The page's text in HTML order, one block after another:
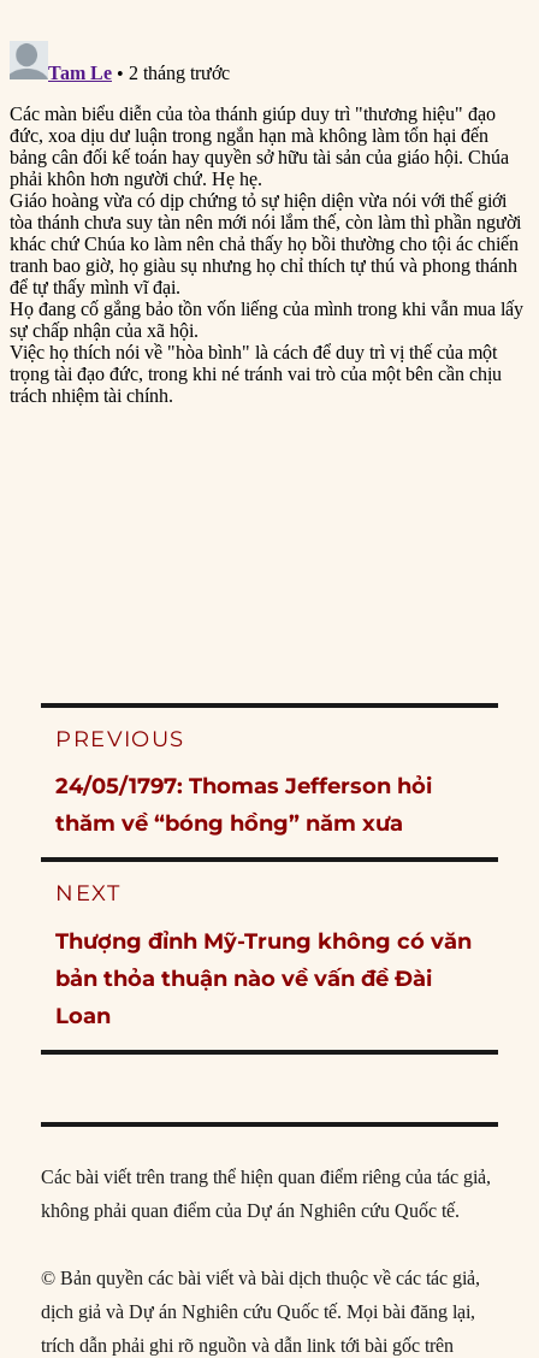
Post
PREVIOUS
Previous
post:
24/05/1797: Thomas Jefferson hỏi
thăm về “bóng hồng” năm xưa
NEXT
Next
post:
Thượng đỉnh Mỹ-Trung không có văn
bản thỏa thuận nào về vấn đề Đài
Loan
Các bài viết trên trang thể hiện quan điểm riêng của tác giả,
không phải quan điểm của Dự án Nghiên cứu Quốc tế.
© Bản quyền các bài viết và bài dịch thuộc về các tác giả,
dịch giả và Dự án Nghiên cứu Quốc tế. Mọi bài đăng lại,
trích dẫn phải ghi rõ nguồn và dẫn link tới bài gốc trên